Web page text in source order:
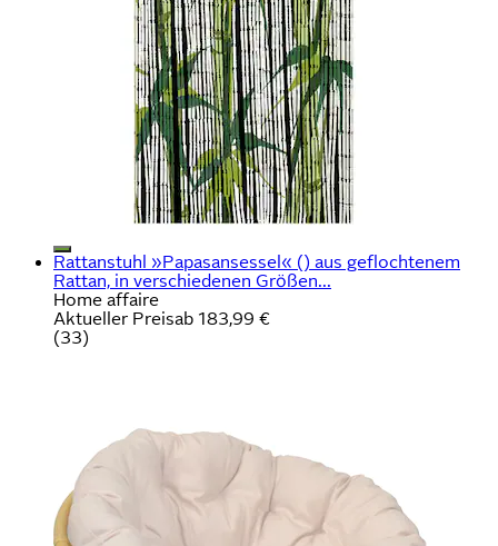
Rattanstuhl »Papasansessel« () aus geflochtenem
Rattan, in verschiedenen Größen...
Home affaire
Aktueller Preisab 183,99 €
(33)